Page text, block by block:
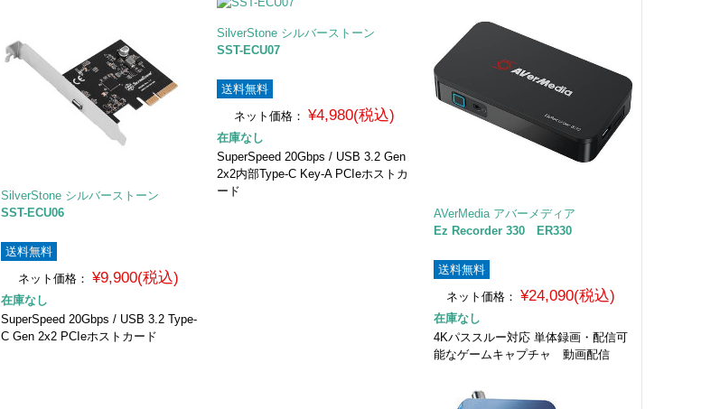
SilverStone シルバーストーン
SST-ECU06
送料無料
ネット価格： ¥9,900(税込)
在庫なし
SuperSpeed 20Gbps / USB 3.2 Type-
C Gen 2x2 PCIeホストカード
SilverStone シルバーストーン
SST-ECU07
送料無料
ネット価格：
¥4,980(税込)
在庫なし
SuperSpeed 20Gbps / USB 3.2 Gen
2x2内部Type-C Key-A PCIeホストカ
ード
AVerMedia アバーメディア
Ez Recorder 330 ER330
送料無料
ネット価格： ¥24,090(税込)
在庫なし
4Kパススルー対応 単体録画・配信可
能なゲームキャプチャ 動画配信